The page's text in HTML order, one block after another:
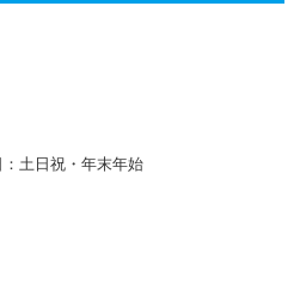
土日祝・年末年始